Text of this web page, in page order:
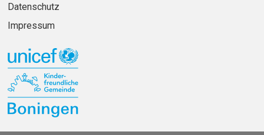
Datenschutz
Impressum